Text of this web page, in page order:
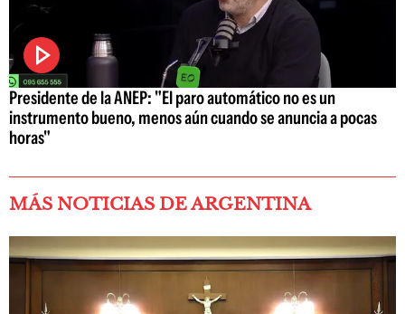
Presidente de la ANEP: "El paro automático no es un
instrumento bueno, menos aún cuando se anuncia a pocas
horas"
MÁS NOTICIAS DE ARGENTINA